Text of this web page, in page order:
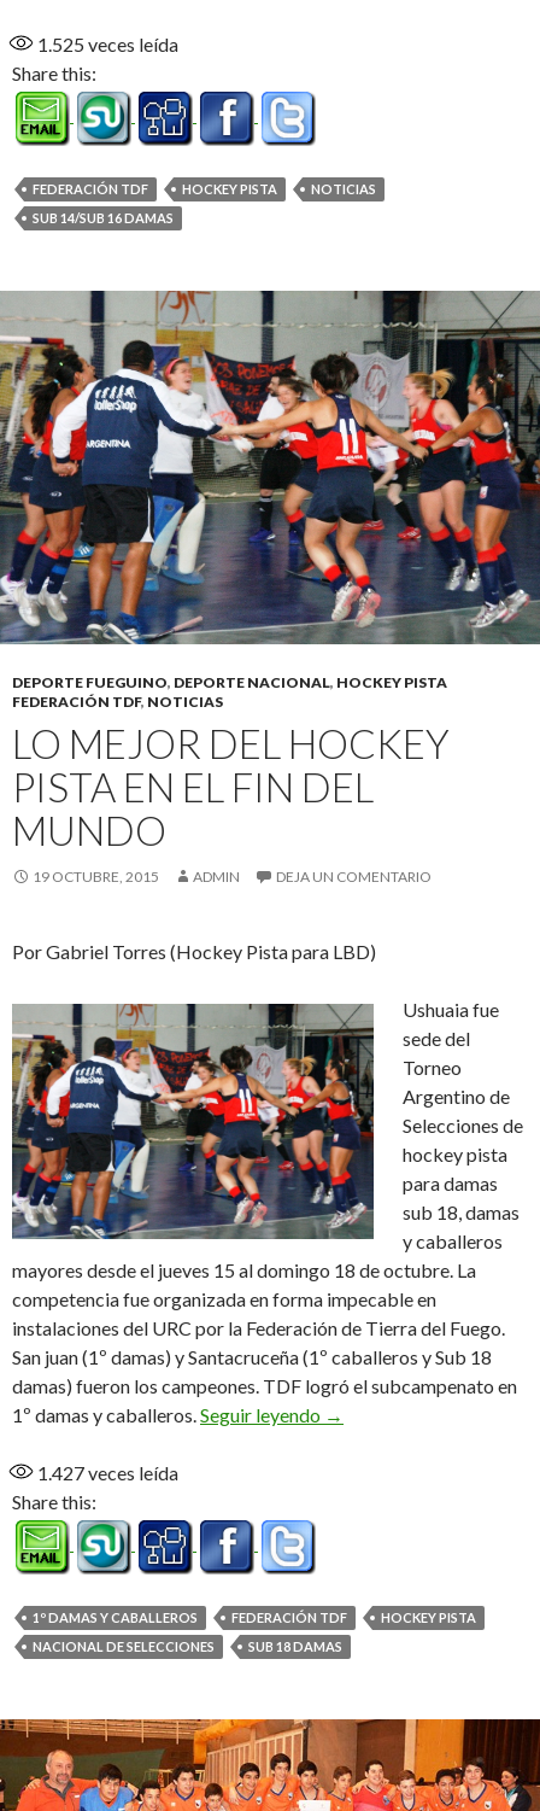
1.525 veces leída
Share this:
FEDERACIÓN TDF HOCKEY PISTA
NOTICIAS
SUB 14/SUB 16 DAMAS
DEPORTE FUEGUINO, DEPORTE NACIONAL, HOCKEY PISTA
FEDERACIÓN TDF, NOTICIAS
LO MEJOR DEL HOCKEY
PISTA EN EL FIN DEL
MUNDO
19 OCTUBRE, 2015 ADMIN DEJA UN COMENTARIO
Por Gabriel Torres (Hockey Pista para LBD)
Ushuaia fue
sede del
Torneo
Argentino de
Selecciones de
hockey pista
para damas
sub 18, damas
y caballeros
mayores desde el jueves 15 al domingo 18 de octubre. La
competencia fue organizada en forma impecable en
instalaciones del URC por la Federación de Tierra del Fuego.
San juan (1º damas) y Santacruceña (1º caballeros y Sub 18
damas) fueron los campeones. TDF logró el subcampenato en
1º damas y caballeros. Seguir leyendo Lo mejor del hockey
→
1.427veces leída
Share this:
1º DAMAS Y CABALLEROS FEDERACIÓN TDF
HOCKEY PISTA
NACIONAL DE SELECCIONES
SUB 18 DAMAS